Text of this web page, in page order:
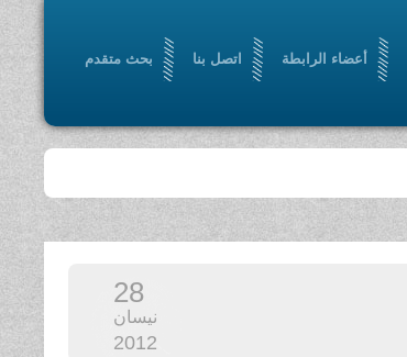
أعضاء الرابطة اتصل بنا بحث متقدم
28
نيسان
2012